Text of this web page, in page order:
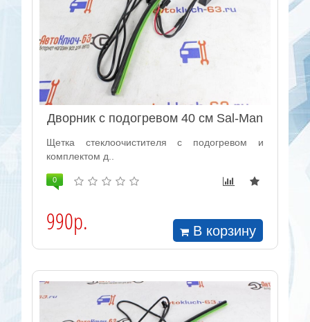
Дворник с подогревом 40 см Sal-Man
Щетка стеклоочистителя с подогревом и
комплектом д..
0
990р. В корзину